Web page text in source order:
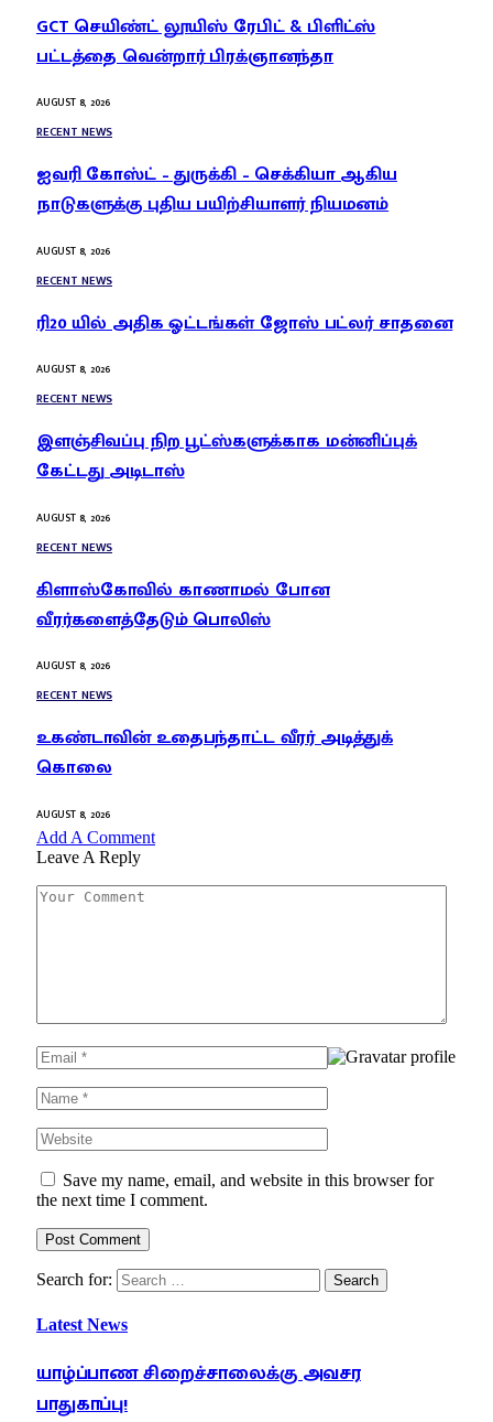
GCT செயிண்ட் லூயிஸ் ரேபிட் & பிளிட்ஸ்
பட்டத்தை வென்றார் பிரக்ஞானந்தா
AUGUST 8, 2026
RECENT NEWS
ஐவரி கோஸ்ட் – துருக்கி – செக்கியா ஆகிய
நாடுகளுக்கு புதிய பயிற்சியாளர் நியமனம்
AUGUST 8, 2026
RECENT NEWS
ரி20 யில் அதிக ஓட்டங்கள் ஜோஸ் பட்லர் சாதனை
AUGUST 8, 2026
RECENT NEWS
இளஞ்சிவப்பு நிற பூட்ஸ்களுக்காக மன்னிப்புக்
கேட்டது அடிடாஸ்
AUGUST 8, 2026
RECENT NEWS
கிளாஸ்கோவில் காணாமல் போன
வீரர்களைத்தேடும் பொலிஸ்
AUGUST 8, 2026
RECENT NEWS
உகண்டாவின் உதைபந்தாட்ட வீரர் அடித்துக்
கொலை
AUGUST 8, 2026
Add A Comment
Leave A Reply
Save my name, email, and website in this browser for
the next time I comment.
Search for:
Latest News
யாழ்ப்பாண சிறைச்சாலைக்கு அவசர
பாதுகாப்பு!